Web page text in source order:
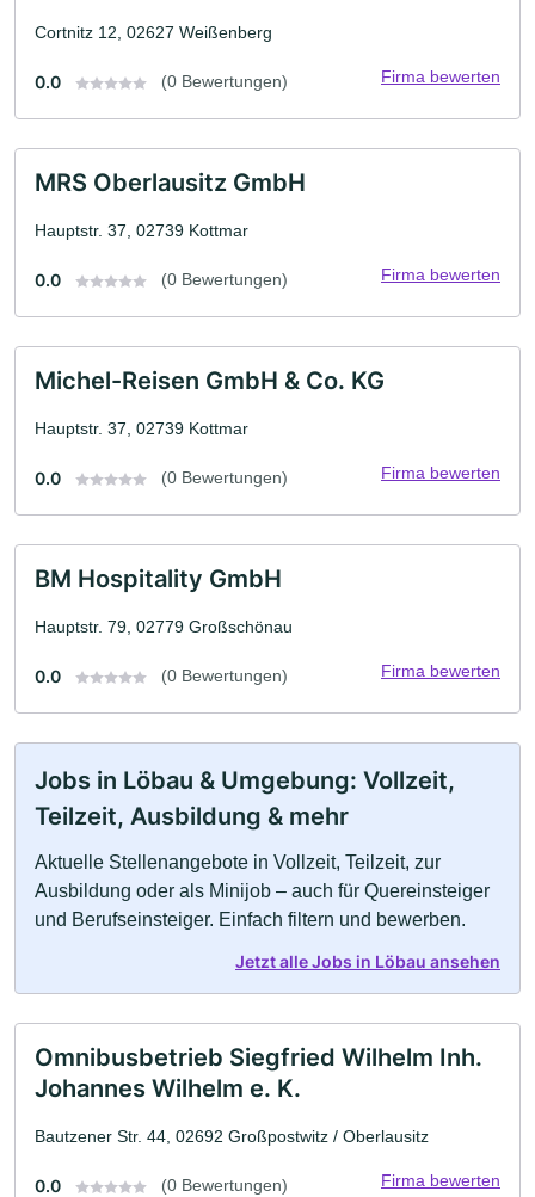
Cortnitz 12, 02627 Weißenberg
0.0 (0 Bewertungen) Firma bewerten
MRS Oberlausitz GmbH
Hauptstr. 37, 02739 Kottmar
0.0 (0 Bewertungen) Firma bewerten
Michel-Reisen GmbH & Co. KG
Hauptstr. 37, 02739 Kottmar
0.0 (0 Bewertungen) Firma bewerten
BM Hospitality GmbH
Hauptstr. 79, 02779 Großschönau
0.0 (0 Bewertungen) Firma bewerten
Jobs in Löbau & Umgebung: Vollzeit,
Teilzeit, Ausbildung & mehr
Aktuelle Stellenangebote in Vollzeit, Teilzeit, zur
Ausbildung oder als Minijob – auch für Quereinsteiger
und Berufseinsteiger. Einfach filtern und bewerben.
Jetzt alle Jobs in Löbau ansehen
Omnibusbetrieb Siegfried Wilhelm Inh.
Johannes Wilhelm e. K.
Bautzener Str. 44, 02692 Großpostwitz / Oberlausitz
0.0 (0 Bewertungen) Firma bewerten